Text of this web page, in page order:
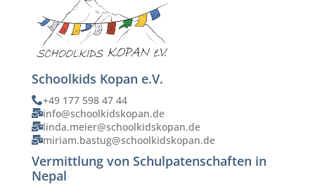
Schoolkids Kopan e.V.
+49 177 598 47 44
info@schoolkidskopan.de
linda.meier@schoolkidskopan.de
miriam.bastug@schoolkidskopan.de
Vermittlung von Schulpatenschaften in
Nepal